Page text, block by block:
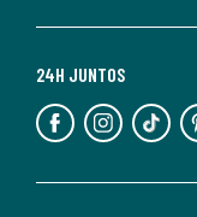
24H JUNTOS